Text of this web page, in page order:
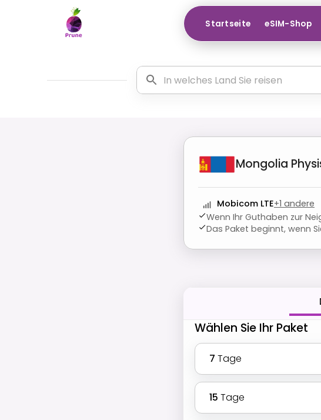
Startseite eSIM-Shop
Mongolia
Mobicom LTE+1 andere
Wenn Ihr Guthaben zur
Das Paket beginnt, wenn
Wählen Sie Ihr Paket
7 Tage
15 Tage